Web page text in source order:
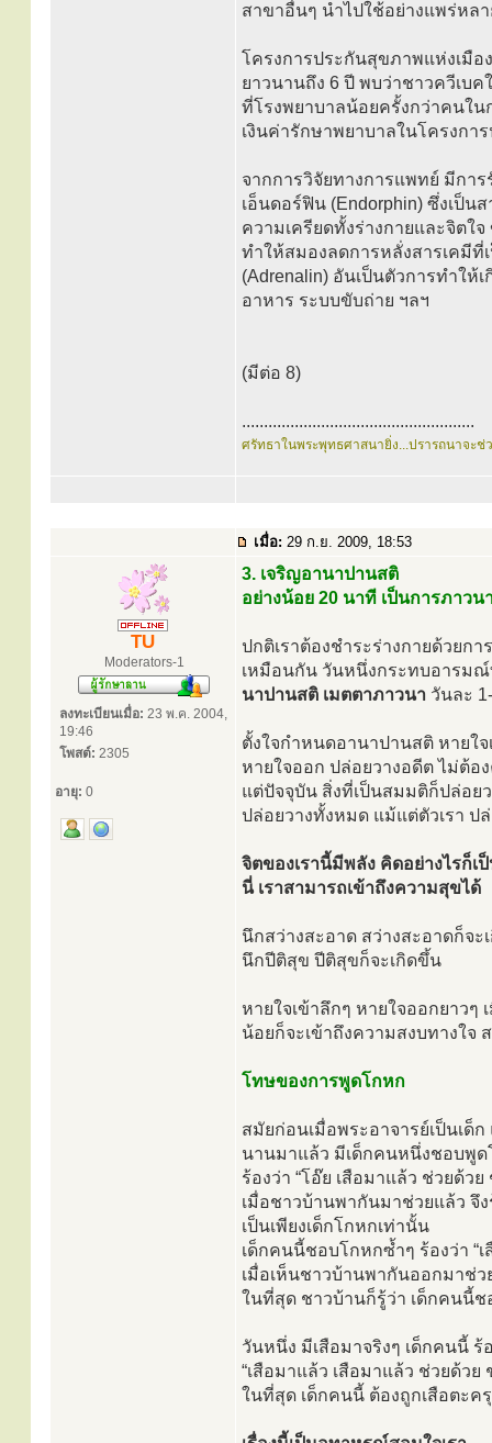
สาขาอื่นๆ นำไปใช้อย่างแพร่หล
โครงการประกันสุขภาพแห่งเมือ
ยาวนานถึง 6 ปี พบว่าชาวควีเบ
ที่โรงพยาบาลน้อยครั้งกว่าคนใ
เงินค่ารักษาพยาบาลในโครงกา
จากการวิจัยทางการแพทย์ มีกา
เอ็นดอร์ฟิน (Endorphin) ซึ่งเป็น
ความเครียดทั้งร่างกายและจิตใ
ทำให้สมองลดการหลั่งสารเคมี
(Adrenalin) อันเป็นตัวการทำให้
อาหาร ระบบขับถ่าย ฯลฯ
(มีต่อ 8)
.....................................................
ศรัทธาในพระพุทธศาสนายิ่ง...ปรารถนาจะ
เมื่อ: 29 ก.ย. 2009, 18:53
TU
Moderators-1
ลงทะเบียนเมื่อ: 23 พ.ค. 2004,
19:46
โพสต์: 2305
อายุ: 0
3. เจริญอานาปานสติ
อย่างน้อย 20 นาที เป็นการภาวน
ปกติเราต้องชำระร่างกายด้วยก
เหมือนกัน วันหนึ่งกระทบอารมณ์
นาปานสติ เมตตาภาวนา วันละ
ตั้งใจกำหนดอานาปานสติ หายใ
หายใจออก ปล่อยวางอดีต ไม่ต้อ
แต่ปัจจุบัน สิ่งที่เป็นสมมติก็ปล่อย
ปล่อยวางทั้งหมด แม้แต่ตัวเรา
จิตของเรานี้มีพลัง คิดอย่างไรก็เ
นี่ เราสามารถเข้าถึงความสุขได้
นึกสว่างสะอาด สว่างสะอาดก็จะ
นึกปีติสุข ปีติสุขก็จะเกิดขึ้น
หายใจเข้าลึกๆ หายใจออกยาว
น้อยก็จะเข้าถึงความสงบทางใจ
โทษของการพูดโกหก
สมัยก่อนเมื่อพระอาจารย์เป็นเด็
นานมาแล้ว มีเด็กคนหนึ่งชอบพูด
ร้องว่า “โอ๊ย เสือมาแล้ว ช่วยด้วย
เมื่อชาวบ้านพากันมาช่วยแล้ว จึ
เป็นเพียงเด็กโกหกเท่านั้น
เด็กคนนี้ชอบโกหกซ้ำๆ ร้องว่า “เ
เมื่อเห็นชาวบ้านพากันออกมาช่ว
ในที่สุด ชาวบ้านก็รู้ว่า เด็กคนนี้
วันหนึ่ง มีเสือมาจริงๆ เด็กคนนี้ ร้
“เสือมาแล้ว เสือมาแล้ว ช่วยด้วย
ในที่สุด เด็กคนนี้ ต้องถูกเสือตะค